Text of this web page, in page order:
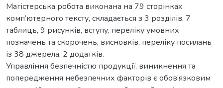
Магістерська робота виконана на 79 сторінках
комп’ютерного тексту, складається з 3 розділів, 7
таблиць, 9 рисунків, вступу, переліку умовних
позначень та скорочень, висновків, переліку посилань
із 38 джерела, 2 додатків.
Управління безпечністю продукції, виникнення та
попередження небезпечних факторів є обов’язковим